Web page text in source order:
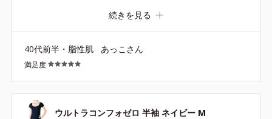
続きを見る
40代前半・脂性肌 あっこさん
満足度
ウルトラコンフォゼロ 半袖 ネイビー M